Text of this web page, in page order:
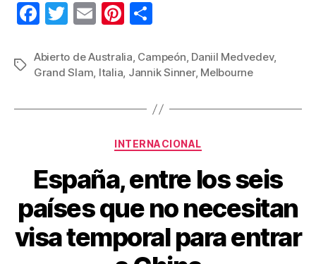
F
c
e
b
k
T
tt
er
E
ail
Pi
er
e
st
m
p
ar
Etiquetas
Abierto de Australia, Campeón, Daniil Medvedev,
Grand Slam, Italia, Jannik Sinner, Melbourne
Categorías
INTERNACIONAL
España, entre los seis
países que no necesitan
visa temporal para entrar